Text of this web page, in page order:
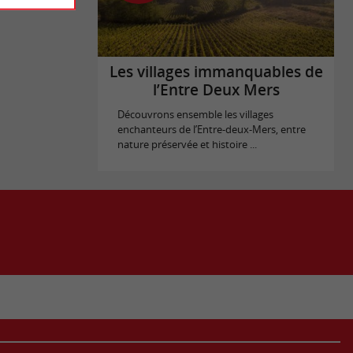
Les villages immanquables de
l’Entre Deux Mers
Découvrons ensemble les villages
enchanteurs de l’Entre-deux-Mers, entre
nature préservée et histoire ...